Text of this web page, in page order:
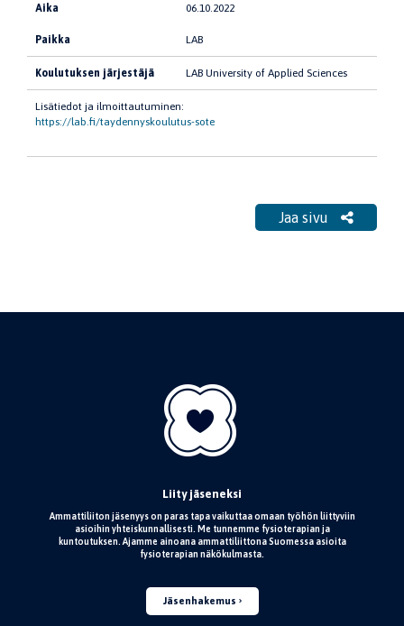
Aika 06.10.2022
Paikka LAB
Koulutuksen järjestäjä LAB University of Applied Sciences
Lisätiedot ja ilmoittautuminen:
https://lab.fi/taydennyskoulutus-sote
Jaa sivu
Liity jäseneksi
Ammattiliiton jäsenyys on paras tapa vaikuttaa omaan työhön liittyviin
asioihin yhteiskunnallisesti. Me tunnemme fysioterapian ja
kuntoutuksen. Ajamme ainoana ammattiliittona Suomessa asioita
fysioterapian näkökulmasta.
Jäsenhakemus